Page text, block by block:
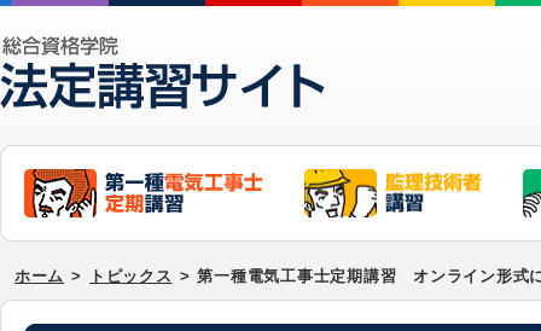
ホーム > トピックス > 第一種電気工事士定期講習 オンライン形式